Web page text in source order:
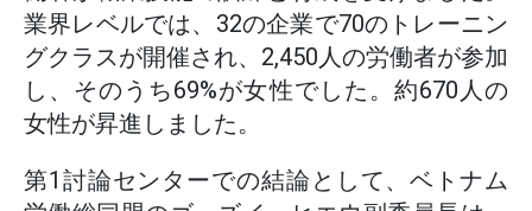
業界レベルでは、32の企業で70のトレーニン
グクラスが開催され、2,450人の労働者が参加
し、そのうち69%が女性でした。約670人の
女性が昇進しました。
第1討論センターでの結論として、ベトナム